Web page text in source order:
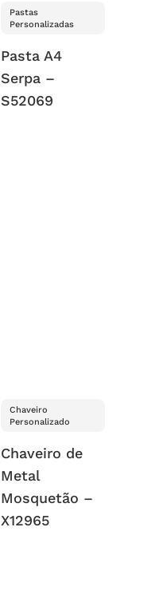
Pastas
Personalizadas
Pasta A4
Serpa –
S52069
Chaveiro
Personalizado
Chaveiro de
Metal
Mosquetão –
X12965